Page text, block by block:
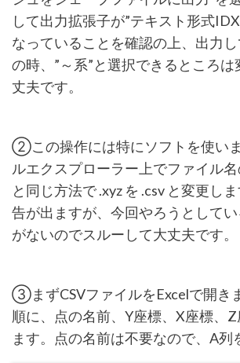
して出力拡張子が”テキスト形式
なっていることを確認の上、出力
の時、”～系”と選択できるところ
丈夫です。
②この操作には特にソフトを使い
ルエクスプローラー上でファイル
と同じ方法で .xyz を .csv と変更し
告が出ますが、今回やろうとして
がないのでスルーして大丈夫です。
③まずCSVファイルをExcelで開き
順に、点の名前、Y座標、X座標、
ます。点の名前は不要なので、A列